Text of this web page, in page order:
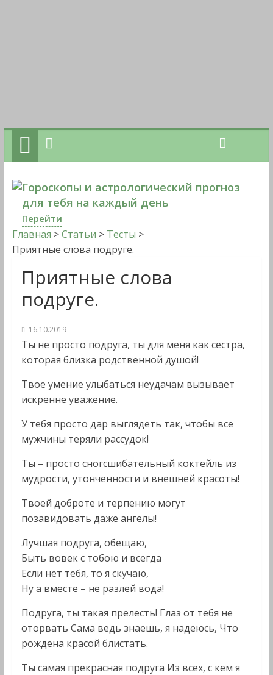
Гороскопы и астрологический прогноз
для тебя на каждый день
Перейти
Главная >Статьи > Тесты >
Приятные слова подруге.
Приятные слова
подруге.
16.10.2019
Ты не просто подруга, ты для меня как сестра,
которая близка родственной душой!
Твое умение улыбаться неудачам вызывает
искренне уважение.
У тебя просто дар выглядеть так, чтобы все
мужчины теряли рассудок!
Ты – просто сногсшибательный коктейль из
мудрости, утонченности и внешней красоты!
Твоей доброте и терпению могут
позавидовать даже ангелы!
Лучшая подруга, обещаю,
Быть вовек с тобою и всегда
Если нет тебя, то я скучаю,
Ну а вместе – не разлей вода!
Подруга, ты такая прелесть! Глаз от тебя не
оторвать Сама ведь знаешь, я надеюсь, Что
рождена красой блистать.
Ты самая прекрасная подруга Из всех, с кем я